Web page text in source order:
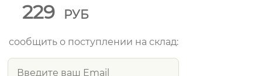
229 РУБ
сообщить о поступлении на склад: